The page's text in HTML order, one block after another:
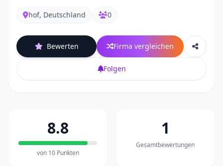
hof, Deutschland 0
Bewerten Firma vergleichen
Folgen
8.8
von 10 Punkten
1
Gesamtbewertungen